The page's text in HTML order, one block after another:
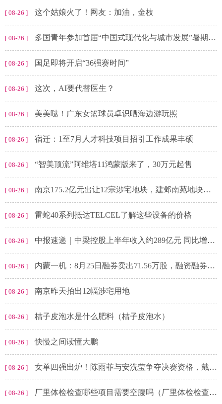
[ 08-26 ] 这个姑娘火了！网友：加油，金枝
[ 08-26 ] 多国青年参加首届“中国式现代化与城市发展”暑期班——“在中国的所见所闻令人难忘”
[ 08-26 ] 国足即将开启“36强赛时间”
[ 08-26 ] 这次，AI要代替医生？
[ 08-26 ] 美美哒！广东女篮球员卓识晒海边游玩照
[ 08-26 ] 宿迁：1至7月人才科技项目招引工作成果丰硕
[ 08-26 ] “智美顶流”阿维塔11鸿蒙版来了，30万元起售
[ 08-26 ] 南京175.2亿元出让12宗涉宅地块，建邺南苑地块仅30秒即触顶
[ 08-26 ] 雷蛇40系列抵达TELCEL了解这些设备的价格
[ 08-26 ] 中报速递｜中梁控股上半年收入约289亿元 同比增长29%
[ 08-26 ] 内蒙一机：8月25日融券卖出71.56万股，融资融券余额5.02亿元
[ 08-26 ] 南京昨天拍出12幅涉宅用地
[ 08-26 ] 桔子皮泡水是什么肥料（桔子皮泡水）
[ 08-26 ] 快慢之间读懂大鹏
[ 08-26 ] 女单四强出炉！陈雨菲与安洗莹争夺决赛资格，戴资颖输球出局
[ 08-26 ] 厂里体检检查哪些项目需要空腹吗（厂里体检检查哪些项目）